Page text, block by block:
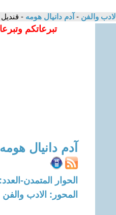
الادب والفن - آدم دانيال هومه - قنديل
تبرعاتكم
آدم دانيال هومه
الحوار المتمدن-العدد: 7756 - 2023 / 10 / 6 - 13:55
المحور: الادب والفن